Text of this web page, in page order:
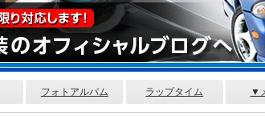
フォトアルバム ラップタイム ▼